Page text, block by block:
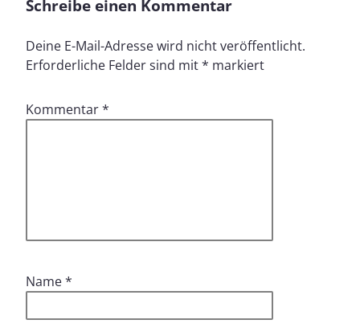
Schreibe einen Kommentar
Deine E-Mail-Adresse wird nicht veröffentlicht.
Erforderliche Felder sind mit* markiert
Kommentar*
Name*